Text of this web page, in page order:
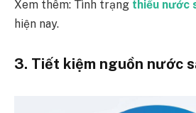
Xem thêm: Tình trạng thiếu nước
hiện nay.
3. Tiết kiệm nguồn nước